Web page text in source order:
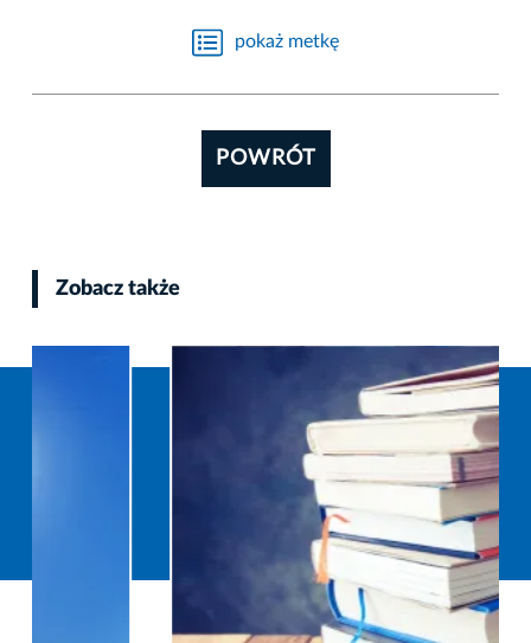
pokaż metkę
POWRÓT
Zobacz także